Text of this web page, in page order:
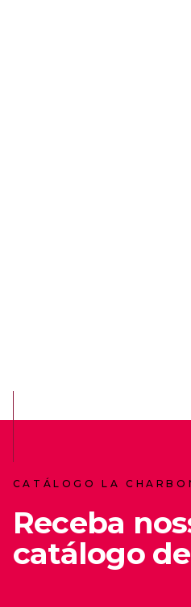
CATÁLOGO LA
Receba
catálogo